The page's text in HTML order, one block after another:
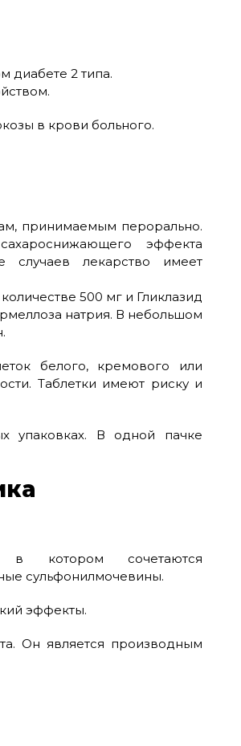
диабете 2 типа.
в крови больного.
принимаемым перорально.
эффекта
случаев лекарство имеет
500 мг и Гликлазид
натрия. В небольшом
белого, кремового или
Таблетки имеют риску и
упаковках. В одной пачке
в котором сочетаются
сульфонилмочевины.
эффекты.
Он является производным